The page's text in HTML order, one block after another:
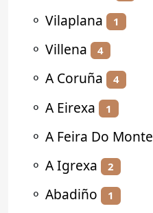
⚬ Vilaplana 1
⚬ Villena 4
⚬ A Coruña 4
⚬ A Eirexa 1
⚬ A Feira Do Monte
⚬ A Igrexa 2
⚬ Abadiño 1